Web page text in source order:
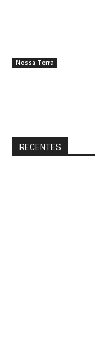
Nossa Terra
RECENTES